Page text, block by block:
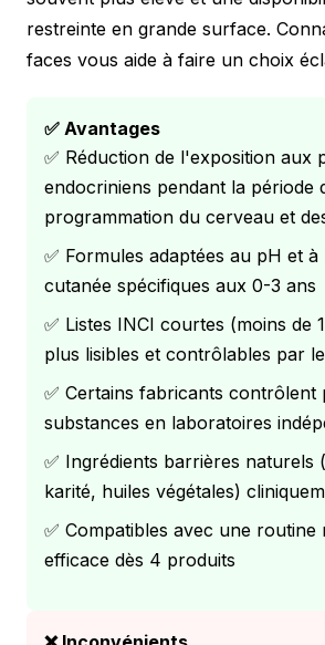
restreinte en grande surface.
faces vous aide à faire un choix
✅ Avantages
✅ Réduction de l'exposition aux
endocriniens pendant la période
programmation du cerveau et
✅ Formules adaptées au pH et
cutanée spécifiques aux 0-3 ans
✅ Listes INCI courtes (moins de
plus lisibles et contrôlables par
✅ Certains fabricants contrôlent
substances en laboratoires
✅ Ingrédients barrières naturels
karité, huiles végétales)
✅ Compatibles avec une routine
efficace dès 4 produits